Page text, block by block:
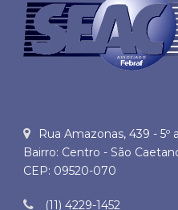
Rua Amazonas, 439 - 5º
Bairro: Centro - São
CEP: 09520-070
(11) 4229-1452